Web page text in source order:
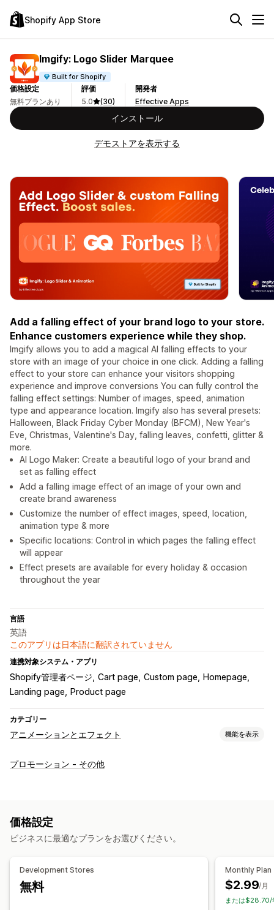
Shopify App Store
Imgify: Logo Slider Marquee
Built for Shopify
価格設定
無料プランあり
評価
5.0
(30)
開発者
Effective Apps
インストール
デモストアを表示する
Add a falling effect of your brand logo to your store.
Enhance customers experience while they shop.
Imgify allows you to add a magical AI falling effects to your
store with an image of your choice in one click. Adding a falling
effect to your store can enhance your visitors shopping
experience and improve conversions You can fully control the
falling effect settings: Number of images, speed, animation
type and appearance location. Imgify also has several presets:
Halloween, Black Friday Cyber Monday (BFCM), New Year's
Eve, Christmas, Valentine's Day, falling leaves, confetti, glitter &
more.
AI Logo Maker: Create a beautiful logo of your brand and
set as falling effect
Add a falling image effect of an image of your own and
create brand awareness
Customize the number of effect images, speed, location,
animation type & more
Specific locations: Control in which pages the falling effect
will appear
Effect presets are available for every holiday & occasion
throughout the year
言語
英語
このアプリは日本語に翻訳されていません
連携対象システム・アプリ
Shopify管理者ページ Cart page Custom page
Homepage
Landing page
Product page
カテゴリー
アニメーションとエフェクト 機能を表示
カスタマイズ
サイズ スピード
ブラックフライデー (BFCM) ハロウィン
新年
夏 バレンタインデー カスタムイベント
プロモーション - その他
価格設定
ビジネスに最適なプランをお選びください。
Development Stores
無料
Monthly Plan
$2.99/月
または$28.70/